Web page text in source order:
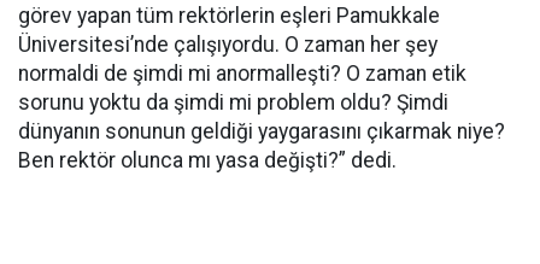
görev yapan tüm rektörlerin eşleri Pamukkale
Üniversitesi’nde çalışıyordu. O zaman her şey
normaldi de şimdi mi anormalleşti? O zaman etik
sorunu yoktu da şimdi mi problem oldu? Şimdi
dünyanın sonunun geldiği yaygarasını çıkarmak niye?
Ben rektör olunca mı yasa değişti?” dedi.